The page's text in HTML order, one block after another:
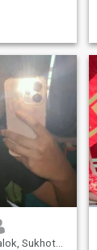
Tailandia